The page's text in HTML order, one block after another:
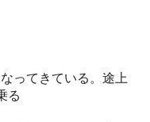
ってきている。途上
る